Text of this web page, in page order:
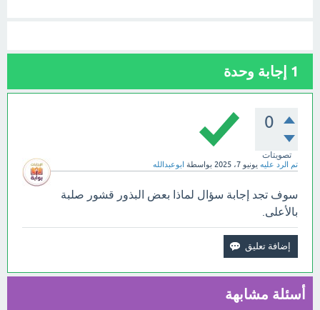
1 إجابة وحدة
0
تصويتات
تم الرد عليه يونيو 7، 2025 بواسطة ابوعبدالله
سوف تجد إجابة سؤال لماذا بعض البذور قشور صلبة
بالأعلى.
أسئلة مشابهة